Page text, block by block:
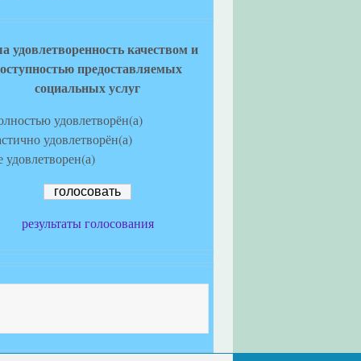
удовлетворенность качеством и
предоставляемых
социальных услуг
удовлетворён(а)
удовлетворён(а)
удовлетворен(а)
результаты голосования